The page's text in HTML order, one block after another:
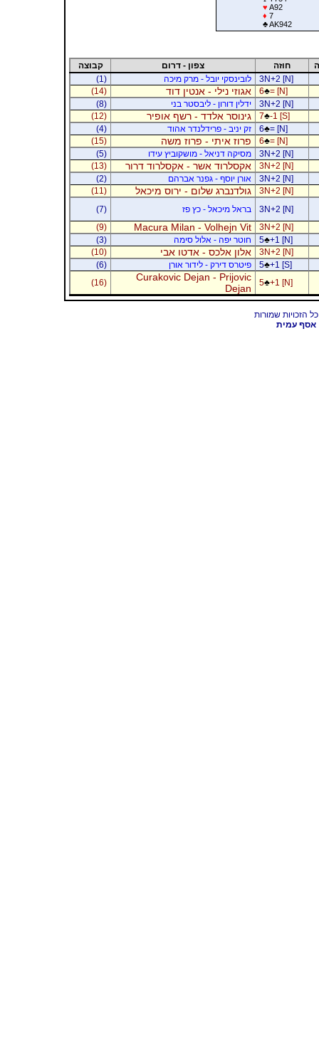
♥ A92
♦ 7
♣AK942
חוזה צפון - דרום
קבוצה
3N+2 [N]
לובינסקי יובל - מרק מיכה
(1)
6♣= [N] אגוזי נילי - אנטין דוד
(14)
3N+2 [N]
ידלין דורון - ליבסטר בני
(8)
7♣-1 [S] גינוסר אלדד - רשף אופיר
(12)
6♣= [N] זק יניב - פרידלנדר אהוד
(4)
6♣= [N] פרוז איתי - פרוז משה
(15)
3N+2 [N]
מסיקה דניאל - מושקוביץ עידו
(5)
3N+2 [N]
אקסלרוד אשר - אקסלרוד דרור
(13)
3N+2 [N]
אורן יוסף - גפנר אברהם
(2)
3N+2 [N]
גולדנברג שלום - ירוס מיכאל
(11)
3N+2 [N]
בראל מיכאל - כץ פז
(7)
3N+2 [N]
Macura Milan - Volhejn Vit
(9)
5♣+1 [N] חוטר יפה - אלול סימה
(3)
3N+2 [N]
אלון אלכס - אדטו אבי
(10)
5♣+1 [S] פיטרס דירק - לידור אורן
(6)
5♣+1 [N]
Curakovic Dejan - Prijovic
Dejan
(16)
אסף עמית